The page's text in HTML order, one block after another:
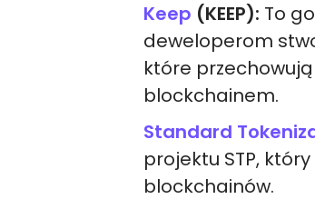
Keep (KEEP): To
deweloperom
które
blockchainem.
Standard
projektu STP,
blockchainów.